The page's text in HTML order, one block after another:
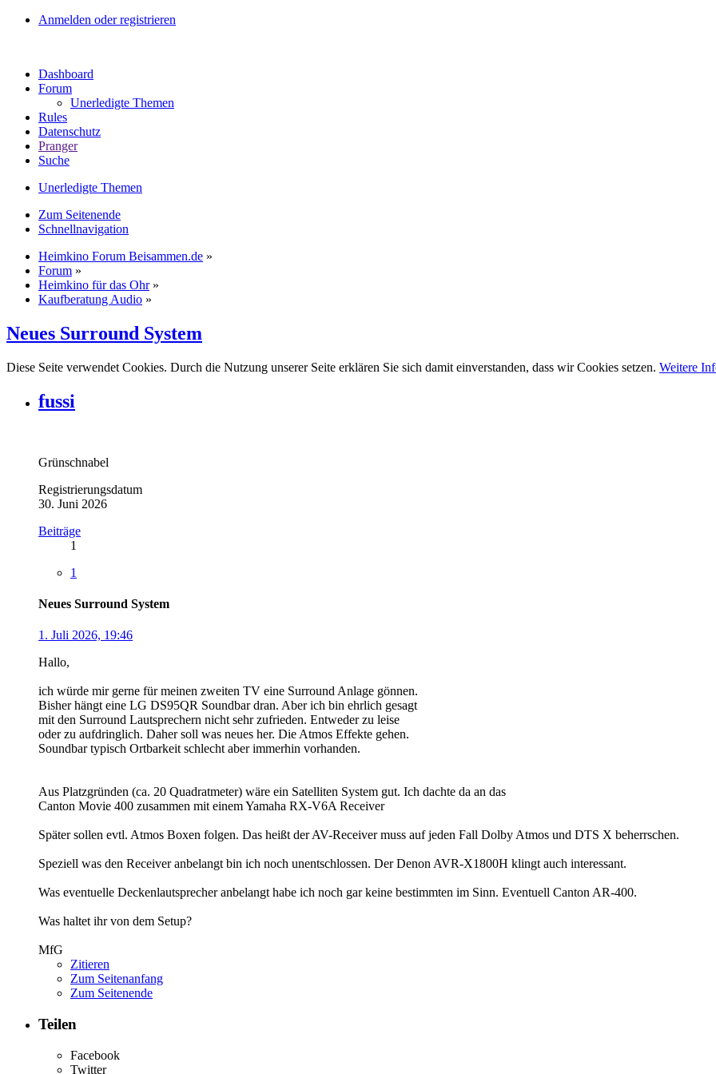
Anmelden oder registrieren
Dashboard
Forum
Unerledigte Themen
Rules
Datenschutz
Pranger
Suche
Unerledigte Themen
Zum Seitenende
Schnellnavigation
Heimkino Forum Beisammen.de »
Forum »
Heimkino für das Ohr »
Kaufberatung Audio »
Neues Surround System
Diese Seite verwendet Cookies. Durch die Nutzung unserer Seite erklären Sie sich damit einverstanden, dass wir Cookies setzen. Weitere
fussi
Grünschnabel
Registrierungsdatum
30. Juni 2026
Beiträge
1
1
Neues Surround System
1. Juli 2026, 19:46
Hallo,
ich würde mir gerne für meinen zweiten TV eine Surround Anlage gönnen.
Bisher hängt eine LG DS95QR Soundbar dran. Aber ich bin ehrlich gesagt
mit den Surround Lautsprechern nicht sehr zufrieden. Entweder zu leise
oder zu aufdringlich. Daher soll was neues her. Die Atmos Effekte gehen.
Soundbar typisch Ortbarkeit schlecht aber immerhin vorhanden.
Aus Platzgründen (ca. 20 Quadratmeter) wäre ein Satelliten System gut. Ich dachte da an das
Canton Movie 400 zusammen mit einem Yamaha RX-V6A Receiver
Später sollen evtl. Atmos Boxen folgen. Das heißt der AV-Receiver muss auf jeden Fall Dolby Atmos und DTS X beherrschen.
Speziell was den Receiver anbelangt bin ich noch unentschlossen. Der Denon AVR-X1800H klingt auch interessant.
Was eventuelle Deckenlautsprecher anbelangt habe ich noch gar keine bestimmten im Sinn. Eventuell Canton AR-400.
Was haltet ihr von dem Setup?
MfG
Zitieren
Zum Seitenanfang
Zum Seitenende
Teilen
Facebook
Twitter